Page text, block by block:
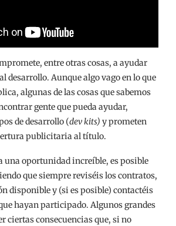
entre otras cosas, a ayudar
desarrollo. Aunque algo vago en lo que
algunas de las cosas que sabemos
gente que pueda ayudar,
de desarrollo (dev kits) y prometen
publicitaria al título.
una oportunidad increíble, es posible
que siempre reviséis los contratos,
disponible y (si es posible) contactéis
hayan participado. Algunos grandes
ciertas consecuencias que, si no